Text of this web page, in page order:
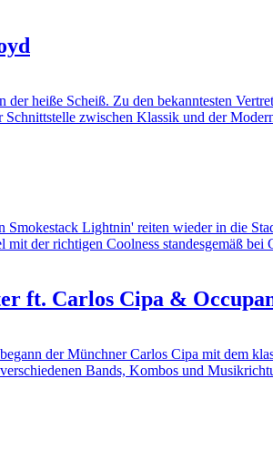
heiße Scheiß. Zu den bekanntesten
zwischen Klassik und der
Lightnin' reiten wieder in die
mit der richtigen Coolness standesgemäß
ft. Carlos Cipa &
der Münchner Carlos Cipa mit dem
Bands, Kombos und